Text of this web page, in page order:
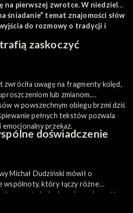
na pierwszej zwrotce. W niedzielę,
śniadanie” temat znajomości słów
do rozmowy o tradycji i
zaskoczyć
zwróciła uwagę na fragmenty kolęd,
lub zmianom.
w powszechnym obiegu brzmi dziś
pełnych tekstów pozwala
emocjonalny przekaz.
doświadczenie
Michał Dudziński mówił o
wspólnoty, który łączy różne
że nawet niedoskonała znajomość
śpiewania, a powrót do pełnych